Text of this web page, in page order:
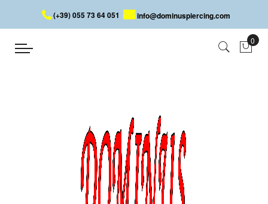
(+39) 055 73 64 051 info@dominuspiercing.com
ÉCARTEUR
ÉCARTEUR